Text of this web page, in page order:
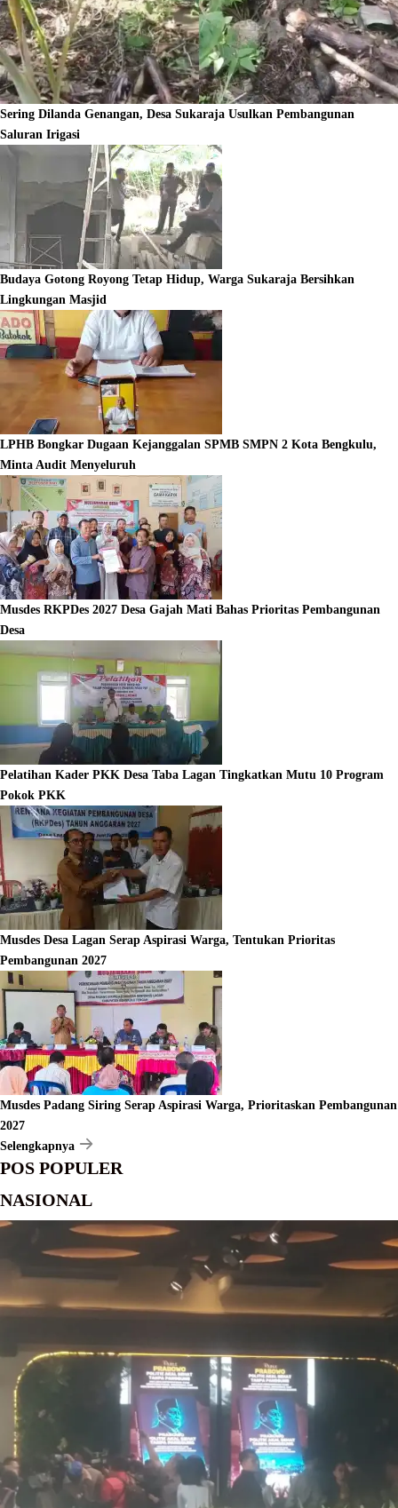
Sering Dilanda Genangan, Desa Sukaraja Usulkan Pembangunan
Saluran Irigasi
Budaya Gotong Royong Tetap Hidup, Warga Sukaraja Bersihkan
Lingkungan Masjid
LPHB Bongkar Dugaan Kejanggalan SPMB SMPN 2 Kota Bengkulu,
Minta Audit Menyeluruh
Musdes RKPDes 2027 Desa Gajah Mati Bahas Prioritas Pembangunan
Desa
Pelatihan Kader PKK Desa Taba Lagan Tingkatkan Mutu 10 Program
Pokok PKK
Musdes Desa Lagan Serap Aspirasi Warga, Tentukan Prioritas
Pembangunan 2027
Musdes Padang Siring Serap Aspirasi Warga, Prioritaskan Pembangunan
2027
Selengkapnya
POS POPULER
NASIONAL